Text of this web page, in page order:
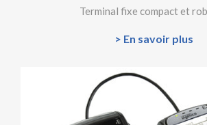
Terminal fixe compact et
> En savoir plus